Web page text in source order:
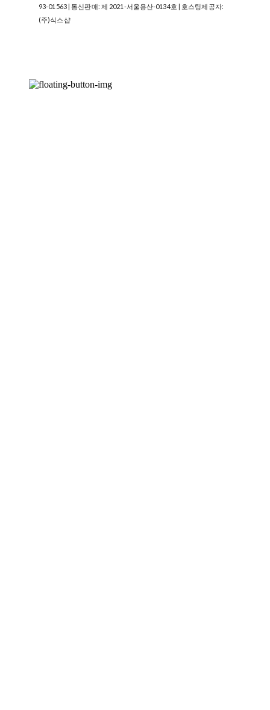
93-01563| 통신판매: 제 2021-서울용산-0134호 | 호스팅제공자:
(주)식스샵